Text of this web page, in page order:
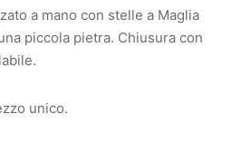
a mano con stelle a Maglia
piccola pietra. Chiusura con
unico.